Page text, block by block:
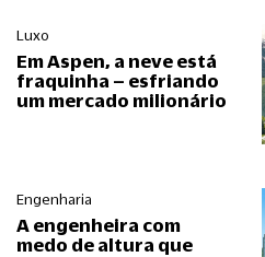
Luxo
Em Aspen, a neve está
fraquinha – esfriando
um mercado milionário
Engenharia
A engenheira com
medo de altura que